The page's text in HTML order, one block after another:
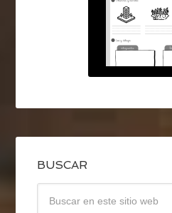
BUSCAR